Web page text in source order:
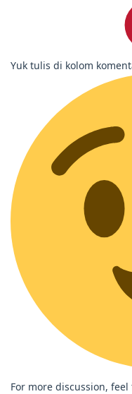
Yuk tulis di kolom
For more discussion,